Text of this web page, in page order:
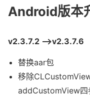
Android版本
v2.3.7.2 -->v2.3.7.6
替换aar包
移除
addCustomView四